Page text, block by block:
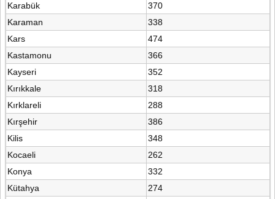
Karabük
370
Karaman
338
Kars
474
Kastamonu
366
Kayseri
352
Kırıkkale
318
Kırklareli
288
Kırşehir
386
Kilis
348
Kocaeli
262
Konya
332
Kütahya
274